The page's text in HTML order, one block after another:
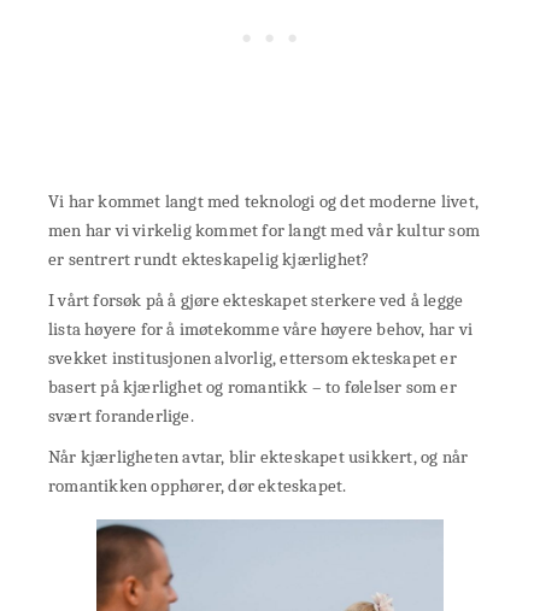
Vi har kommet langt med teknologi og det moderne livet,
men har vi virkelig kommet for langt med vår kultur som
er sentrert rundt ekteskapelig kjærlighet?
I vårt forsøk på å gjøre ekteskapet sterkere ved å legge
lista høyere for å imøtekomme våre høyere behov, har vi
svekket institusjonen alvorlig, ettersom ekteskapet er
basert på kjærlighet og romantikk – to følelser som er
svært foranderlige.
Når kjærligheten avtar, blir ekteskapet usikkert, og når
romantikken opphører, dør ekteskapet.